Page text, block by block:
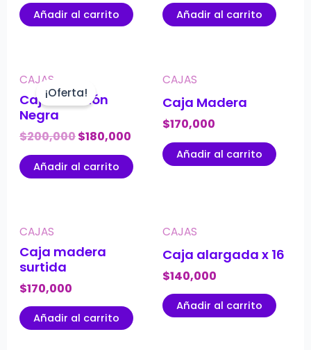
Añadir al carrito Añadir al carrito
¡Oferta!
CAJAS
Caja Corazón
Negra
$200,000$180,000
Añadir al carrito
CAJAS
Caja Madera
$170,000
Añadir al carrito
CAJAS
Caja madera
surtida
$170,000
Añadir al carrito
CAJAS
Caja alargada x 16
$140,000
Añadir al carrito